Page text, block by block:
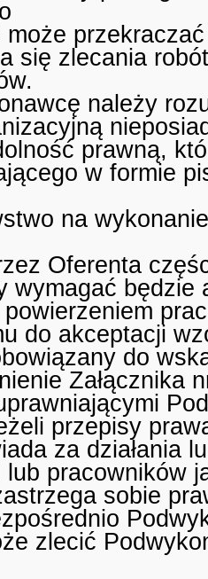
może
się zlecania
należy
prawną,
w formie
na
Oferenta
wymagać
do akceptacji
do
przepisy
za działania
pracowników
sobie
zlecić